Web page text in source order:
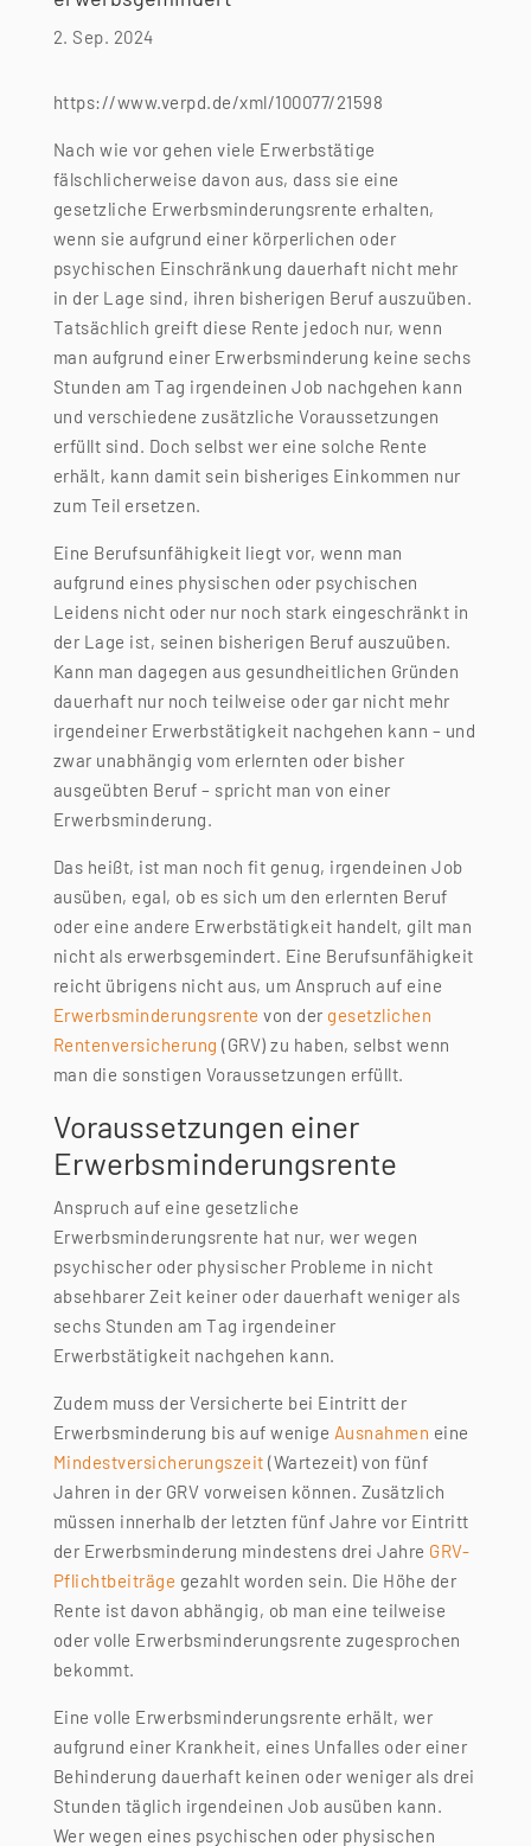
2. Sep. 2024
https://www.verpd.de/xml/100077/21598
Nach wie vor gehen viele Erwerbstätige
fälschlicherweise davon aus, dass sie eine
gesetzliche Erwerbsminderungsrente erhalten,
wenn sie aufgrund einer körperlichen oder
psychischen Einschränkung dauerhaft nicht mehr
in der Lage sind, ihren bisherigen Beruf auszuüben.
Tatsächlich greift diese Rente jedoch nur, wenn
man aufgrund einer Erwerbsminderung keine sechs
Stunden am Tag irgendeinen Job nachgehen kann
und verschiedene zusätzliche Voraussetzungen
erfüllt sind. Doch selbst wer eine solche Rente
erhält, kann damit sein bisheriges Einkommen nur
zum Teil ersetzen.
Eine Berufsunfähigkeit liegt vor, wenn man
aufgrund eines physischen oder psychischen
Leidens nicht oder nur noch stark eingeschränkt in
der Lage ist, seinen bisherigen Beruf auszuüben.
Kann man dagegen aus gesundheitlichen Gründen
dauerhaft nur noch teilweise oder gar nicht mehr
irgendeiner Erwerbstätigkeit nachgehen kann – und
zwar unabhängig vom erlernten oder bisher
ausgeübten Beruf – spricht man von einer
Erwerbsminderung.
Das heißt, ist man noch fit genug, irgendeinen Job
ausüben, egal, ob es sich um den erlernten Beruf
oder eine andere Erwerbstätigkeit handelt, gilt man
nicht als erwerbsgemindert. Eine Berufsunfähigkeit
reicht übrigens nicht aus, um Anspruch auf eine
Erwerbsminderungsrente von der gesetzlichen
Rentenversicherung (GRV) zu haben, selbst wenn
man die sonstigen Voraussetzungen erfüllt.
Voraussetzungen einer
Erwerbsminderungsrente
Anspruch auf eine gesetzliche
Erwerbsminderungsrente hat nur, wer wegen
psychischer oder physischer Probleme in nicht
absehbarer Zeit keiner oder dauerhaft weniger als
sechs Stunden am Tag irgendeiner
Erwerbstätigkeit nachgehen kann.
Zudem muss der Versicherte bei Eintritt der
Erwerbsminderung bis auf wenige Ausnahmen eine
Mindestversicherungszeit (Wartezeit) von fünf
Jahren in der GRV vorweisen können. Zusätzlich
müssen innerhalb der letzten fünf Jahre vor Eintritt
der Erwerbsminderung mindestens drei Jahre GRV-
Pflichtbeiträge gezahlt worden sein. Die Höhe der
Rente ist davon abhängig, ob man eine teilweise
oder volle Erwerbsminderungsrente zugesprochen
bekommt.
Eine volle Erwerbsminderungsrente erhält, wer
aufgrund einer Krankheit, eines Unfalles oder einer
Behinderung dauerhaft keinen oder weniger als drei
Stunden täglich irgendeinen Job ausüben kann.
Wer wegen eines psychischen oder physischen